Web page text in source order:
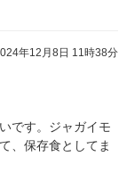
年12月8日 11時38分
です。ジャガイモ
、保存食としてま